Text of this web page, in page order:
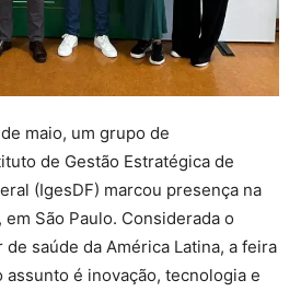
maio, um grupo de
de Gestão Estratégica de
(IgesDF) marcou presença na
São Paulo. Considerada o
saúde da América Latina, a feira
é inovação, tecnologia e